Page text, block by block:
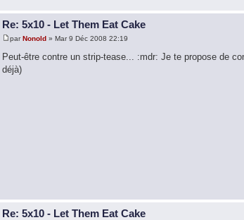
Re: 5x10 - Let Them Eat Cake
parNonold » Mar 9 Déc 2008 22:19
Peut-être contre un strip-tease... :mdr: Je te propose de
déjà)
Re: 5x10 - Let Them Eat Cake